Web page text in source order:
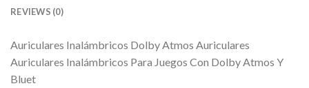
REVIEWS (0)
Auriculares Inalámbricos Dolby Atmos Auriculares
Auriculares Inalámbricos Para Juegos Con Dolby Atmos Y
Bluet